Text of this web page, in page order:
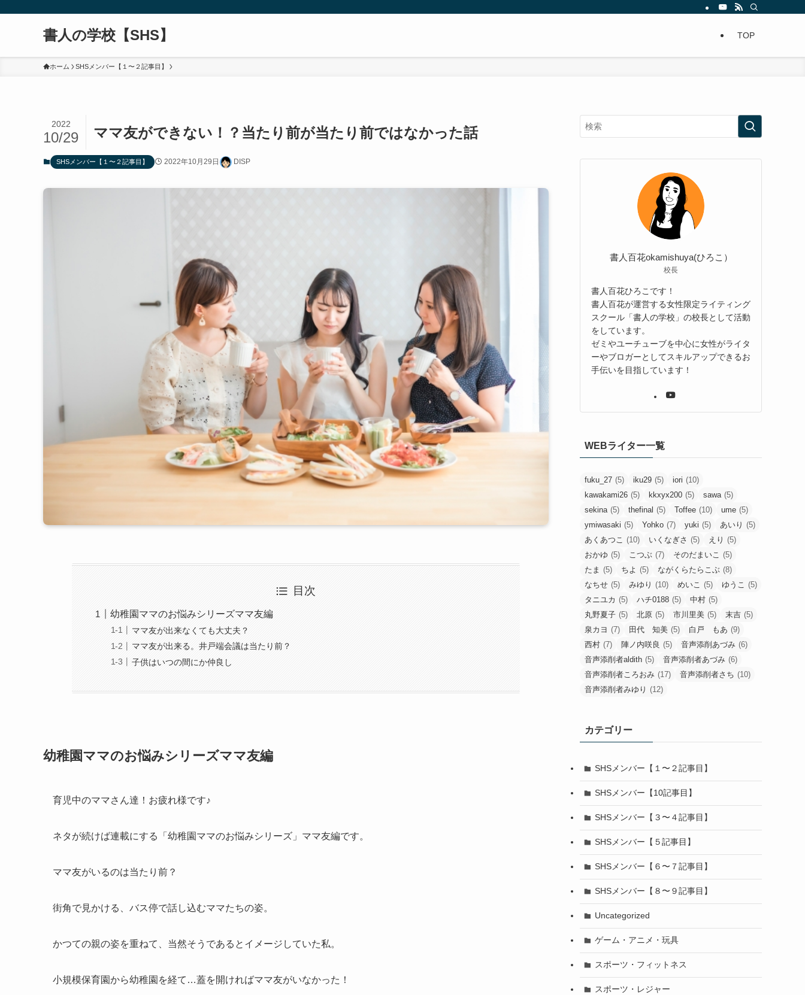
書人の学校【SHS】 TOP
ホーム SHSメンバー【１〜２記事目】
ママ友ができない！？当たり前が当たり前ではなかった話
2022
10/29
SHSメンバー【１〜２記事目】 2022年10月29日 DISP
目次
幼稚園ママのお悩みシリーズママ友編
ママ友が出来なくても大丈夫？
ママ友が出来る。井戸端会議は当たり前？
子供はいつの間にか仲良し
幼稚園ママのお悩みシリーズママ友編
育児中のママさん達！お疲れ様です♪
ネタが続けば連載にする「幼稚園ママのお悩みシリーズ」ママ友編です。
ママ友がいるのは当たり前？
街角で見かける、バス停で話し込むママたちの姿。
かつての親の姿を重ねて、当然そうであるとイメージしていた私。
小規模保育園から幼稚園を経て…蓋を開ければママ友がいなかった！
書人百花okamishuya(ひろこ）
校長
書人百花ひろこです！
書人百花が運営する女性限定ライティング
スクール「書人の学校」の校長として活動
をしています。
ゼミやユーチューブを中心に女性がライタ
ーやブロガーとしてスキルアップできるお
手伝いを目指しています！
WEBライター一覧
fuku_27 (5) iku29 (5) iori (10)
kawakami26 (5) kkxyx200 (5) sawa (5)
sekina (5) thefinal (5) Toffee (10) ume (5)
ymiwasaki (5) Yohko (7) yuki (5) あいり (5)
あくあつこ (10) いくなぎさ (5) えり (5)
おかゆ (5) こつぶ (7) そのだまいこ (5)
たま (5) ちよ (5) ながくらたらこぶ (8)
なちせ (5) みゆり (10) めいこ (5) ゆうこ (5)
タニユカ (5) ハチ0188 (5) 中村 (5)
丸野夏子 (5) 北原 (5) 市川里美 (5) 末吉 (5)
泉カヨ (7) 田代 知美 (5) 白戸 もあ (9)
西村 (7) 陣ノ内咲良 (5) 音声添削あづみ (6)
音声添削者aldith (5) 音声添削者あづみ (6)
音声添削者ころおみ (17) 音声添削者さち (10)
音声添削者みゆり (12)
カテゴリー
SHSメンバー【１〜２記事目】
SHSメンバー【10記事目】
SHSメンバー【３〜４記事目】
SHSメンバー【５記事目】
SHSメンバー【６〜７記事目】
SHSメンバー【８〜９記事目】
Uncategorized
ゲーム・アニメ・玩具
スポーツ・フィットネス
スポーツ・レジャー